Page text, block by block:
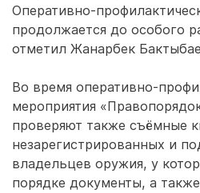
Оперативно-
продолжается до особого
отметил Жанарбек
Во время оперативно-
мероприятия
проверяют также съёмные
незарегистрированных и
владельцев оружия, у
порядке документы, а